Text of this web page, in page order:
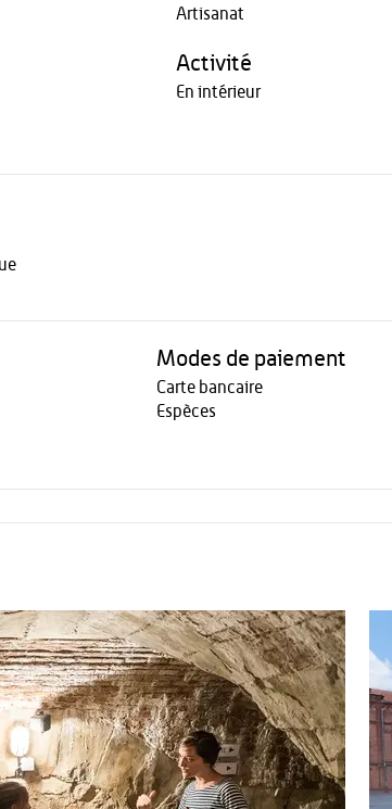
Artisanat
Activité
En intérieur
Modes de paiement
Carte bancaire
Espèces